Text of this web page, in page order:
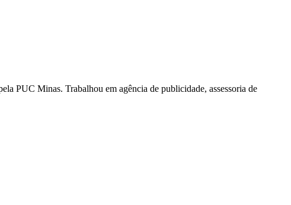
PUC Minas. Trabalhou em agência de publicidade, assessoria de